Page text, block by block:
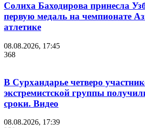
Солиха Баходирова принесла
первую медаль на чемпионате
атлетике
08.08.2026, 17:45
368
В Сурхандарье четверо
экстремистской группы
сроки. Видео
08.08.2026, 17:39